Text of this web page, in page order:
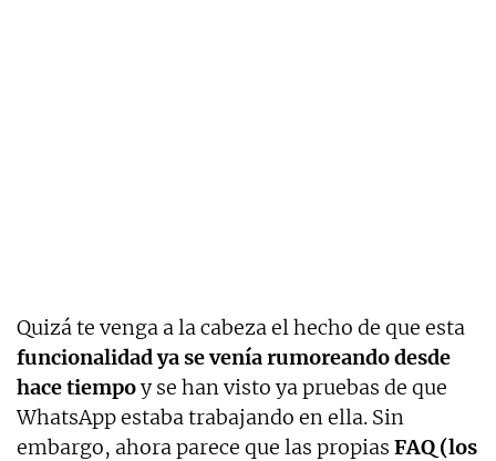
Quizá te venga a la cabeza el hecho de que esta
funcionalidad ya se venía rumoreando desde
hace tiempoy se han visto ya pruebas de que
WhatsApp estaba trabajando en ella. Sin
embargo, ahora parece que las propias FAQ (los